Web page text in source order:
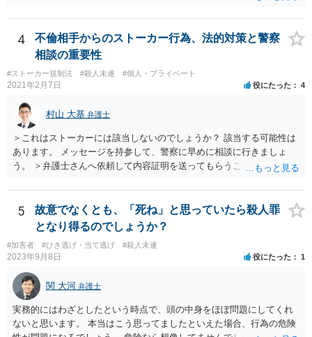
4
不倫相手からのストーカー行為、法的対策と警察
相談の重要性
#ストーカー規制法 #殺人未遂 #個人・プライベート
2021年2月7日 役にたった 4
村山 大基 弁護士
＞これはストーカーには該当しないのでしょうか？ 該当する可能性は
あります。 メッセージを持参して、警察に早めに相談に行きましょ
う。 ＞弁護士さんへ依頼して内容証明を送ってもらうことは可能なの
書面を送ったことを証明する」郵便で、 相手の行動を止める、という
意味では通常の手紙同様の警告にしかなりません。 危害に対する心配
もなさっておられますので、弁護士に依頼するかどうかはともかく、
まずは警察に相談に行くのが良いと思います。
5
故意でなくとも、「死ね」と思っていたら殺人罪
となり得るのでしょうか？
#加害者 #ひき逃げ・当て逃げ #殺人未遂
2023年9月8日 役にたった 1
関 大河 弁護士
実務的にはわざとしたという時点で、頭の中身をほぼ問題にしてくれ
ないと思います。 本当はこう思ってましたといえた場合、行為の危険